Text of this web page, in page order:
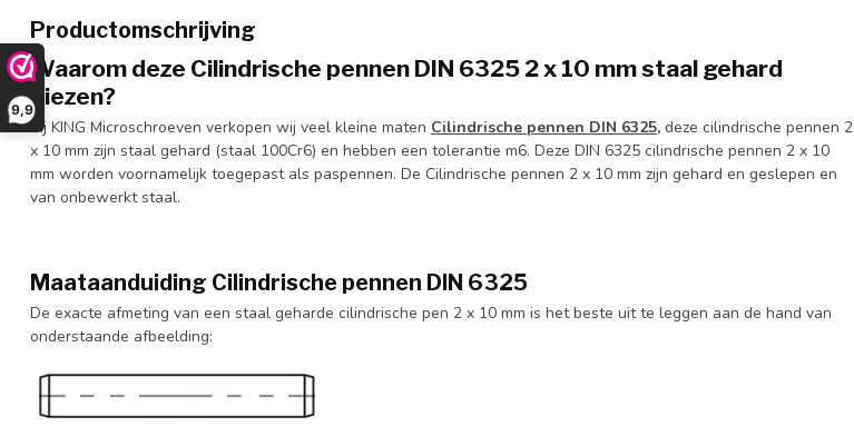
9,9
Productomschrijving
Waarom deze Cilindrische pennen DIN 6325 2 x 10 mm staal gehard
kiezen?
Bij KING Microschroeven verkopen wij veel kleine maten Cilindrische pennen DIN 6325, deze cilindrische pennen 2
x 10 mm zijn staal gehard (staal 100Cr6) en hebben een tolerantie m6. Deze DIN 6325 cilindrische pennen 2 x 10
mm worden voornamelijk toegepast als paspennen. De Cilindrische pennen 2 x 10 mm zijn gehard en geslepen en
van onbewerkt staal.
Maataanduiding Cilindrische pennen DIN 6325
De exacte afmeting van een staal geharde cilindrische pen 2 x 10 mm is het beste uit te leggen aan de hand van
onderstaande afbeelding: